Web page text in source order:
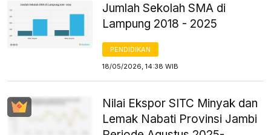
Jumlah Sekolah SMA di
Lampung 2018 - 2025
PENDIDIKAN
18/05/2026, 14:38 WIB
Nilai Ekspor SITC Minyak dan
Lemak Nabati Provinsi Jambi